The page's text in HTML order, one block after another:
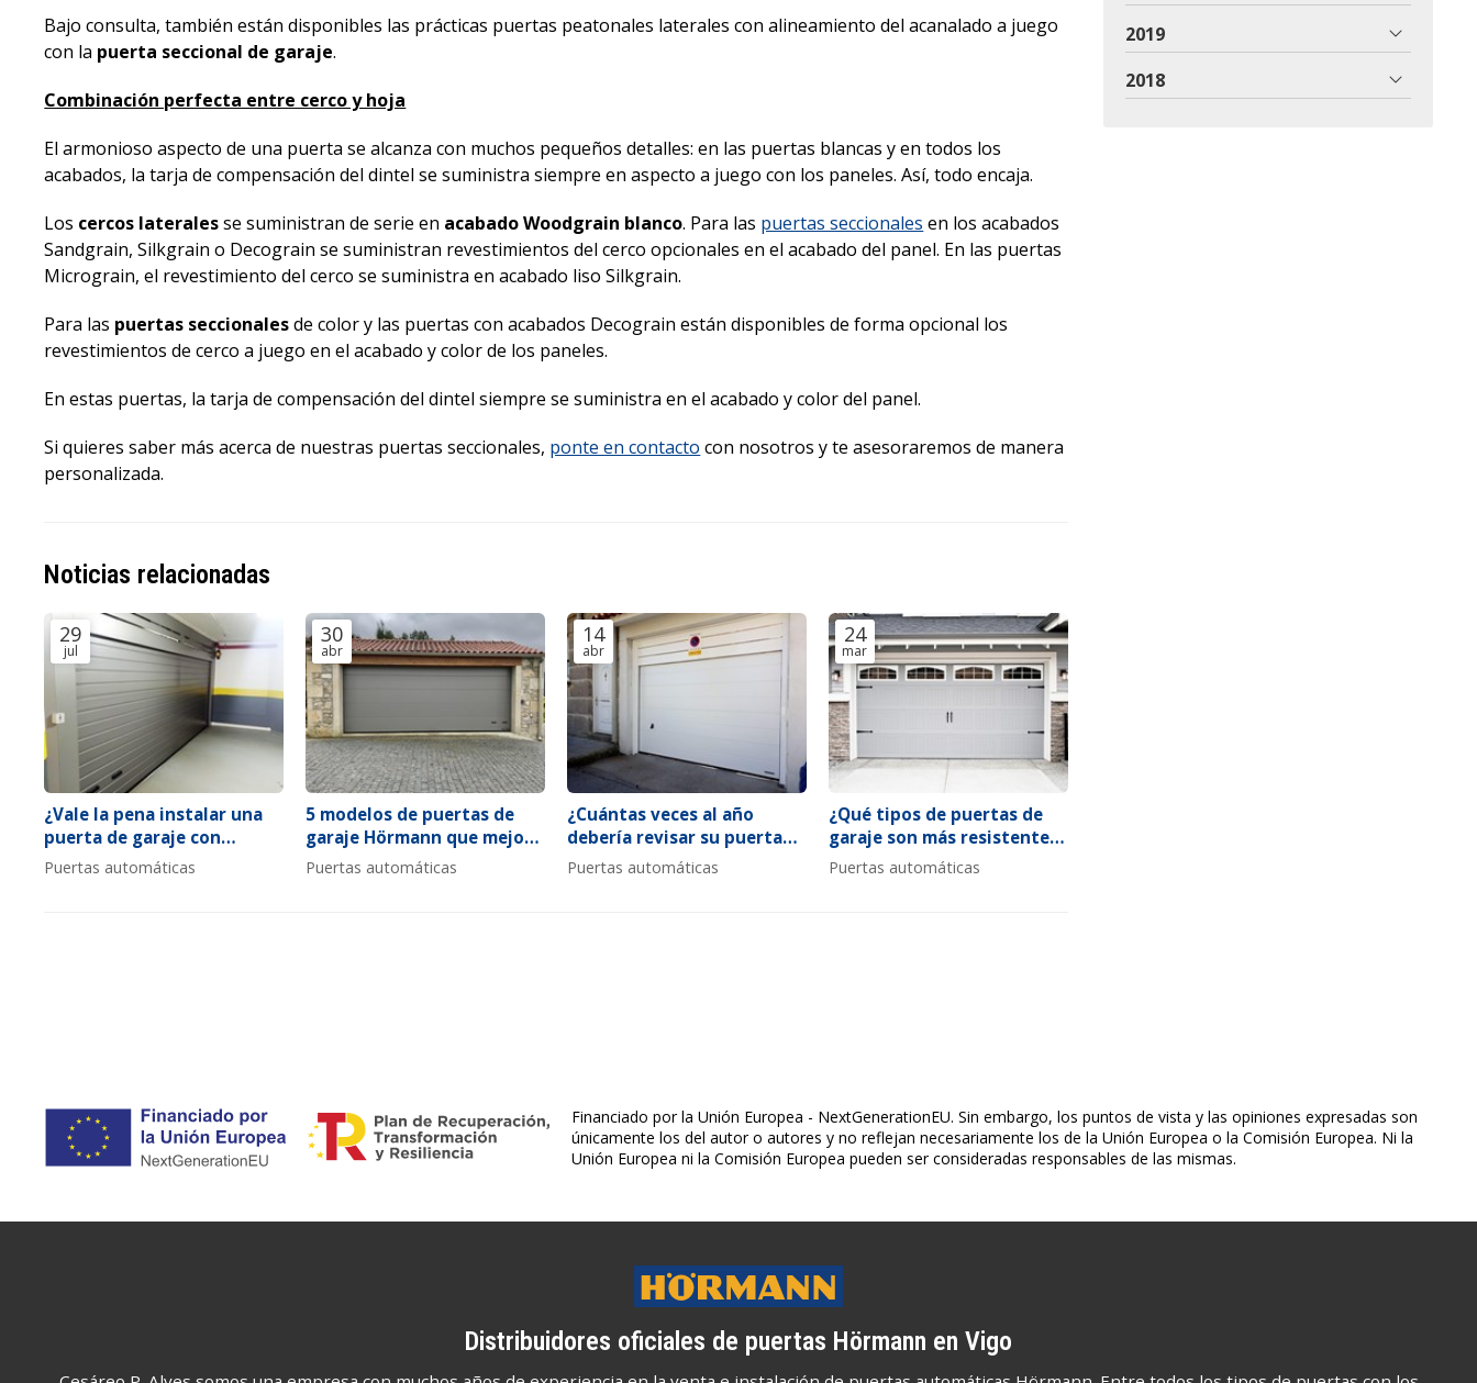
Bajo consulta, también están disponibles las prácticas puertas peatonales laterales con alineamiento del acanalado a juego
con la puerta seccional de garaje.
Combinación perfecta entre cerco y hoja
El armonioso aspecto de una puerta se alcanza con muchos pequeños detalles: en las puertas blancas y en todos los
acabados, la tarja de compensación del dintel se suministra siempre en aspecto a juego con los paneles. Así, todo encaja.
Los cercos lateralesse suministran de serie en acabado Woodgrain blanco. Para las puertas seccionales en los acabados
Sandgrain, Silkgrain o Decograin se suministran revestimientos del cerco opcionales en el acabado del panel. En las puertas
Micrograin, el revestimiento del cerco se suministra en acabado liso Silkgrain.
Para las puertas seccionalesde color y las puertas con acabados Decograin están disponibles de forma opcional los
revestimientos de cerco a juego en el acabado y color de los paneles.
En estas puertas, la tarja de compensación del dintel siempre se suministra en el acabado y color del panel.
Si quieres saber más acerca de nuestras puertas seccionales, ponte en contacto con nosotros y te asesoraremos de manera
personalizada.
Noticias relacionadas
29
jul
¿Vale la pena instalar una
puerta de garaje con
ventana?
Puertas automáticas
30
abr
5 modelos de puertas de
garaje Hörmann que mejor
se adaptan a fachadas
Puertas automáticas
14
abr
¿Cuántas veces al año
debería revisar su puerta
automática según el uso?
Puertas automáticas
24
mar
¿Qué tipos de puertas de
garaje son más resistentes
al viento y por qué?
Puertas automáticas
2019
2018
Financiado por la Unión Europea - NextGenerationEU. Sin embargo, los puntos de vista y las opiniones expresadas son
únicamente los del autor o autores y no reflejan necesariamente los de la Unión Europea o la Comisión Europea. Ni la
Unión Europea ni la Comisión Europea pueden ser consideradas responsables de las mismas.
Distribuidores oficiales de puertas Hörmann en Vigo